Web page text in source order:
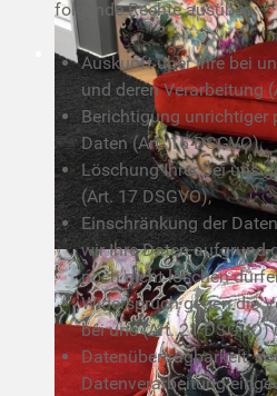
folgende Rechte ausüben:
Auskunft über Ihre bei
und deren Verarbeitung
Berichtigung unrichtiger
Daten (Art. 16 DSGVO),
Löschung Ihrer bei uns
(Art. 17 DSGVO),
Einschränkung der
wir Ihre Daten aufgrund
noch nicht löschen
Widerspruch gegen die
bei uns (Art. 21 DSGVO)
Datenübertragbarkeit,
Datenverarbeitung